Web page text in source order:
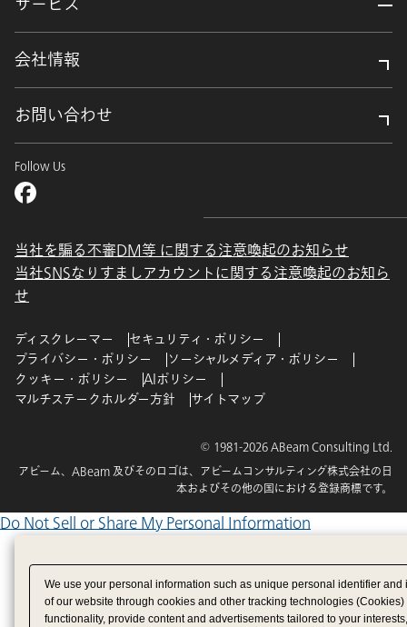
会社情報
お問い合わせ
Follow Us
当社を騙る不審DM等 に関する注意喚起のお知らせ
当社SNSなりすましアカウントに関する注意喚起のお知ら
せ
ディスクレーマー
セキュリティ・ポリシー
プライバシー・ポリシー
ソーシャルメディア・ポリシー
クッキー・ポリシー
AIポリシー
マルチステークホルダー方針
サイトマップ
© 1981-2026 ABeam Consulting Ltd.
アビーム、ABeam 及びそのロゴは、アビームコンサルティング株式会社の日
本およびその他の国における登録商標です。
Do Not Sell or Share My Personal Information
We use your personal information such as unique personal identifier
of our website through cookies and other tracking technologies
functionality, provide content and advertisements tailored to your